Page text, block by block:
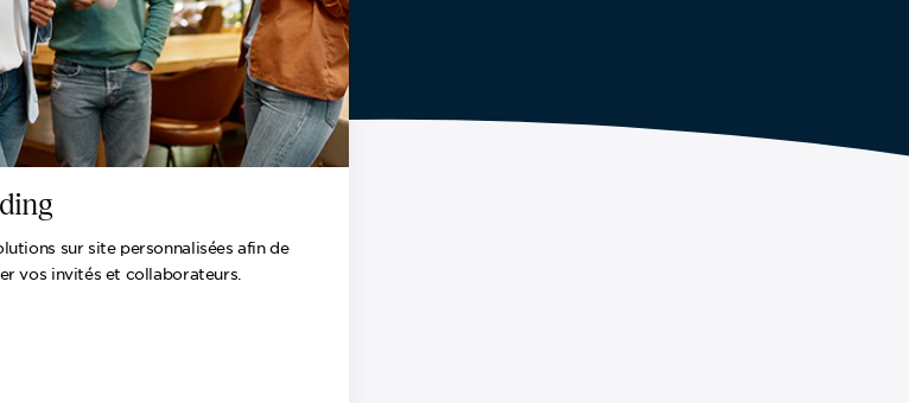
sur site personnalisées afin de
vos invités et collaborateurs.